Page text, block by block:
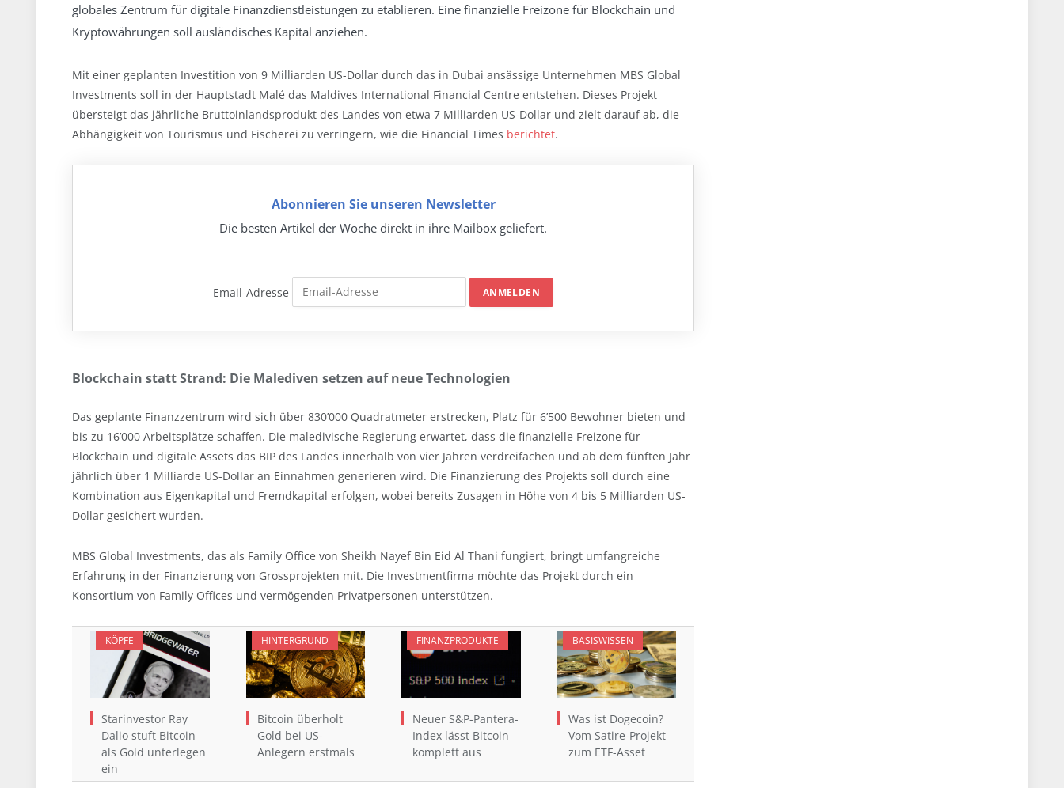
globales Zentrum für digitale Finanzdienstleistungen zu etablieren. Eine finanzielle Freizone für Blockchain und
Kryptowährungen soll ausländisches Kapital anziehen.
Mit einer geplanten Investition von 9 Milliarden US-Dollar durch das in Dubai ansässige Unternehmen MBS Global
Investments soll in der Hauptstadt Malé das Maldives International Financial Centre entstehen. Dieses Projekt
übersteigt das jährliche Bruttoinlandsprodukt des Landes von etwa 7 Milliarden US-Dollar und zielt darauf ab, die
Abhängigkeit von Tourismus und Fischerei zu verringern, wie die Financial Times berichtet.
Abonnieren Sie unseren Newsletter
Die besten Artikel der Woche direkt in ihre Mailbox geliefert.
Email-Adresse
Blockchain statt Strand: Die Malediven setzen auf neue Technologien
Das geplante Finanzzentrum wird sich über 830’000 Quadratmeter erstrecken, Platz für 6’500 Bewohner bieten und
bis zu 16’000 Arbeitsplätze schaffen. Die maledivische Regierung erwartet, dass die finanzielle Freizone für
Blockchain und digitale Assets das BIP des Landes innerhalb von vier Jahren verdreifachen und ab dem fünften Jahr
jährlich über 1 Milliarde US-Dollar an Einnahmen generieren wird. Die Finanzierung des Projekts soll durch eine
Kombination aus Eigenkapital und Fremdkapital erfolgen, wobei bereits Zusagen in Höhe von 4 bis 5 Milliarden US-
Dollar gesichert wurden.
MBS Global Investments, das als Family Office von Sheikh Nayef Bin Eid Al Thani fungiert, bringt umfangreiche
Erfahrung in der Finanzierung von Grossprojekten mit. Die Investmentfirma möchte das Projekt durch ein
Konsortium von Family Offices und vermögenden Privatpersonen unterstützen.
KÖPFE
Starinvestor Ray
Dalio stuft Bitcoin
als Gold unterlegen
ein
HINTERGRUND
Bitcoin überholt
Gold bei US-
Anlegern erstmals
FINANZPRODUKTE
Neuer S&P-Pantera-
Index lässt Bitcoin
komplett aus
BASISWISSEN
Was ist Dogecoin?
Vom Satire-Projekt
zum ETF-Asset